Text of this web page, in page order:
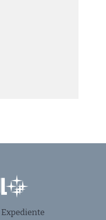
Expediente